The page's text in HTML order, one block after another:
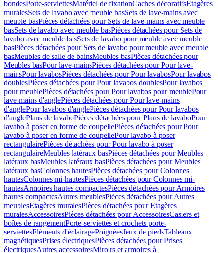
bondesPorte-serviettesMatériel de fixationCaches décoratifsEtagères
muralesSets de lavabo avec meuble basSets de lave-mains avec
meuble basPièces détachées pour Sets de lave-mains avec meuble
basSets de lavabo avec meuble basPièces détachées pour Sets de
lavabo avec meuble basSets de lavabo pour meuble avec meuble
basPièces détachées pour Sets de lavabo pour meuble avec meuble
basMeubles de salle de bainsMeubles basPièces détachées pour
Meubles basPour lave-mainsPièces détachées pour Pour lave-
mainsPour lavabosPièces détachées pour Pour lavabosPour lavabos
doublesPièces détachées pour Pour lavabos doublesPour lavabos
pour meublePièces détachées pour Pour lavabos pour meublePour
lave-mains d'anglePièces détachées pour Pour lave-mains
d'anglePour lavabos d'anglePièces détachées pour Pour lavabos
d'anglePlans de lavaboPièces détachées pour Plans de lavaboPour
lavabo à poser en forme de coupellePièces détachées pour Pour
lavabo à poser en forme de coupellePour lavabo à poser
rectangulairePièces détachées pour Pour lavabo à poser
rectangulaireMeubles latéraux basPièces détachées pour Meubles
latéraux basMeubles latéraux basPièces détachées pour Meubles
latéraux basColonnes hautesPièces détachées pour Colonnes
hautesColonnes mi-hautesPièces détachées pour Colonnes mi-
hautesArmoires hautes compactesPièces détachées pour Armoires
hautes compactesAutres meublesPièces détachées pour Autres
meublesEtagères muralesPièces détachées pour Etagères
muralesAccessoiresPièces détachées pour AccessoiresCasiers et
boîtes de rangementPorte-serviettes et crochets porte-
serviettesEléments d'éclairagePoignéesJeux de piedsTableaux
magnétiquesPrises électriquesPièces détachées pour Prises
électriquesAutres accessoiresMiroirs et armoires à